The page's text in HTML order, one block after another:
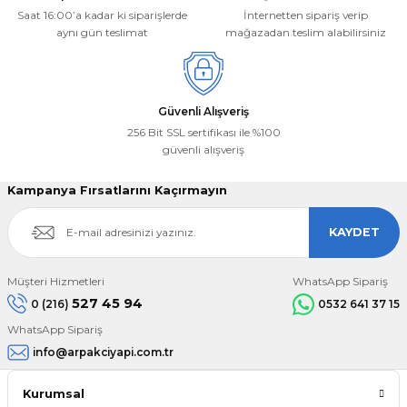
Saat 16:00’a kadar ki siparişlerde
aynı gün teslimat
İnternetten sipariş verip
mağazadan teslim alabilirsiniz
Güvenli Alışveriş
256 Bit SSL sertifikası ile %100
güvenli alışveriş
Kampanya Fırsatlarını Kaçırmayın
KAYDET
Müşteri Hizmetleri
0 (216) 527 45 94
WhatsApp Sipariş
0532 641 37 15
WhatsApp Sipariş
info@arpakciyapi.com.tr
Kurumsal